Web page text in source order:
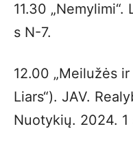
11.30
s N-7.
12.00 „Meilužės
Liars“). JAV.
Nuotykių. 2024. 1